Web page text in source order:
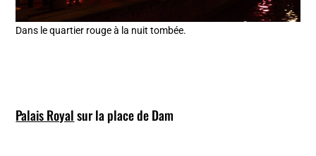
Dans le quartier rouge à la nuit tombée.
Palais Royalsur la place de Dam